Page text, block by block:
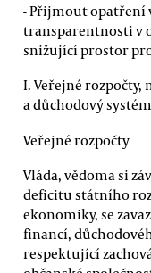
- Přijmout opatření
transparentnosti v
snižující prostor
I. Veřejné
a důchodový systém
Veřejné rozpočty
Vláda, vědoma si
deficitu státního
ekonomiky, se
financí,
respektující